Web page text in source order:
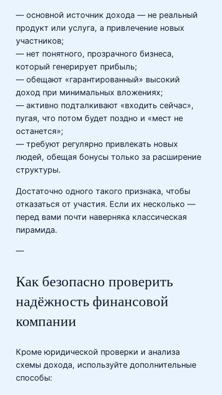
— основной источник дохода — не реальный
продукт или услуга, а привлечение новых
участников;
— нет понятного, прозрачного бизнеса,
который генерирует прибыль;
— обещают «гарантированный» высокий
доход при минимальных вложениях;
— активно подталкивают «входить сейчас»,
пугая, что потом будет поздно и «мест не
останется»;
— требуют регулярно привлекать новых
людей, обещая бонусы только за расширение
структуры.
Достаточно одного такого признака, чтобы
отказаться от участия. Если их несколько —
перед вами почти наверняка классическая
пирамида.
—
Как безопасно проверить
надёжность финансовой
компании
Кроме юридической проверки и анализа
схемы дохода, используйте дополнительные
способы: